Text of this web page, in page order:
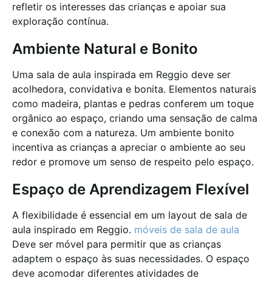
refletir os interesses das crianças e apoiar sua
exploração contínua.
Ambiente Natural e Bonito
Uma sala de aula inspirada em Reggio deve ser
acolhedora, convidativa e bonita. Elementos naturais
como madeira, plantas e pedras conferem um toque
orgânico ao espaço, criando uma sensação de calma
e conexão com a natureza. Um ambiente bonito
incentiva as crianças a apreciar o ambiente ao seu
redor e promove um senso de respeito pelo espaço.
Espaço de Aprendizagem Flexível
A flexibilidade é essencial em um layout de sala de
aula inspirado em Reggio. móveis de sala de aula
Deve ser móvel para permitir que as crianças
adaptem o espaço às suas necessidades. O espaço
deve acomodar diferentes atividades de